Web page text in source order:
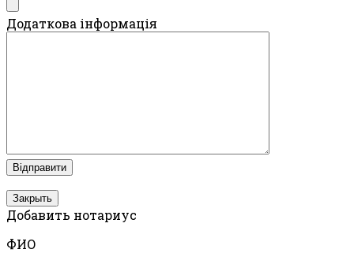
Додаткова інформація
Закрыть
Добавить нотариус
ФИО